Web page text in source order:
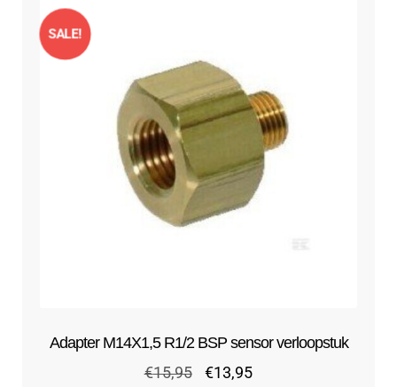
Adapter M14X1,5 R1/2 BSP sensor verloopstuk
SALE!
€15,95
Oorspronkelijke
€13,95Huidige